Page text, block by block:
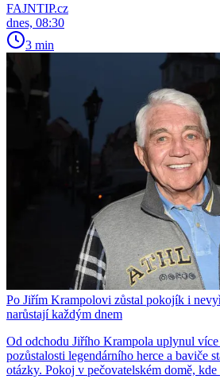
FAJNTIP.cz
dnes, 08:30
3 min
Po Jiřím Krampolovi zůstal pokojík i
narůstají každým dnem
Od odchodu Jiřího Krampola uplynul více
pozůstalosti legendárního herce a baviče
otázky. Pokoj v pečovatelském domě,